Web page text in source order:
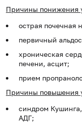
Причины понижения
острая почечная
первичный
хроническая
печени, асцит;
прием
Причины повышения
синдром
АДГ;